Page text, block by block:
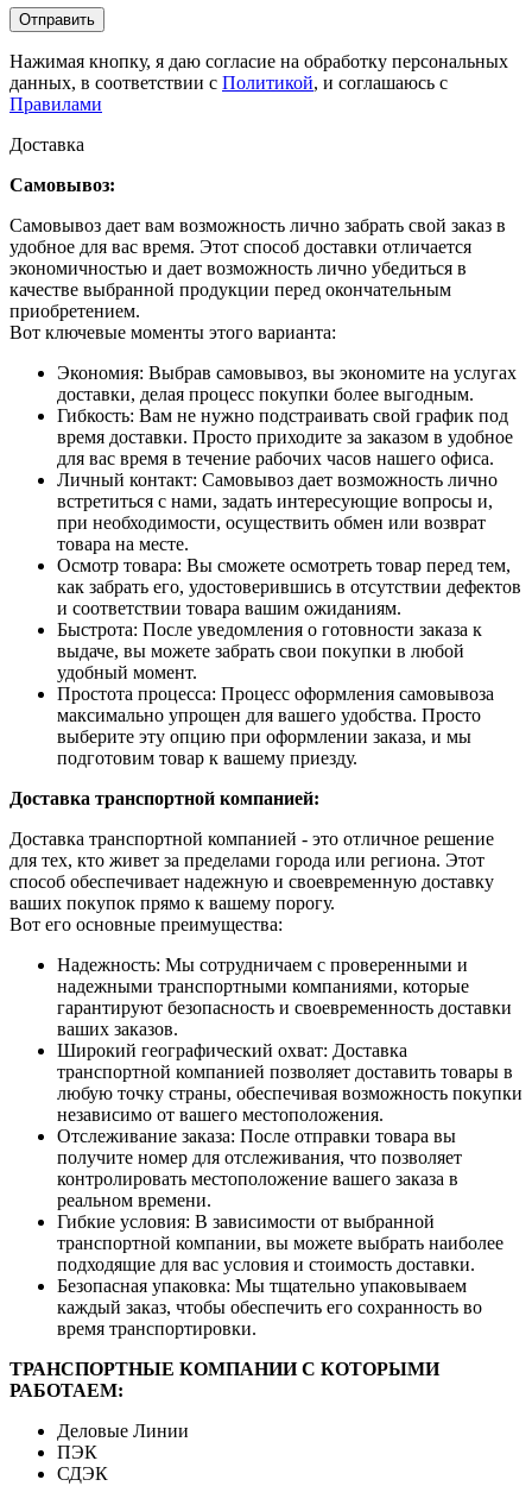
Отправить
Нажимая кнопку, я даю согласие на обработку персональных
данных, в соответствии с Политикой, и соглашаюсь с
Правилами
Доставка
Самовывоз:
Самовывоз дает вам возможность лично забрать свой заказ в
удобное для вас время. Этот способ доставки отличается
экономичностью и дает возможность лично убедиться в
качестве выбранной продукции перед окончательным
приобретением.
Вот ключевые моменты этого варианта:
Экономия: Выбрав самовывоз, вы экономите на услугах
доставки, делая процесс покупки более выгодным.
Гибкость: Вам не нужно подстраивать свой график под
время доставки. Просто приходите за заказом в удобное
для вас время в течение рабочих часов нашего офиса.
Личный контакт: Самовывоз дает возможность лично
встретиться с нами, задать интересующие вопросы и,
при необходимости, осуществить обмен или возврат
товара на месте.
Осмотр товара: Вы сможете осмотреть товар перед тем,
как забрать его, удостоверившись в отсутствии дефектов
и соответствии товара вашим ожиданиям.
Быстрота: После уведомления о готовности заказа к
выдаче, вы можете забрать свои покупки в любой
удобный момент.
Простота процесса: Процесс оформления самовывоза
максимально упрощен для вашего удобства. Просто
выберите эту опцию при оформлении заказа, и мы
подготовим товар к вашему приезду.
Доставка транспортной компанией:
Доставка транспортной компанией - это отличное решение
для тех, кто живет за пределами города или региона. Этот
способ обеспечивает надежную и своевременную доставку
ваших покупок прямо к вашему порогу.
Вот его основные преимущества:
Надежность: Мы сотрудничаем с проверенными и
надежными транспортными компаниями, которые
гарантируют безопасность и своевременность доставки
ваших заказов.
Широкий географический охват: Доставка
транспортной компанией позволяет доставить товары в
любую точку страны, обеспечивая возможность покупки
независимо от вашего местоположения.
Отслеживание заказа: После отправки товара вы
получите номер для отслеживания, что позволяет
контролировать местоположение вашего заказа в
реальном времени.
Гибкие условия: В зависимости от выбранной
транспортной компании, вы можете выбрать наиболее
подходящие для вас условия и стоимость доставки.
Безопасная упаковка: Мы тщательно упаковываем
каждый заказ, чтобы обеспечить его сохранность во
время транспортировки.
ТРАНСПОРТНЫЕ КОМПАНИИ С КОТОРЫМИ
РАБОТАЕМ:
Деловые Линии
ПЭК
СДЭК